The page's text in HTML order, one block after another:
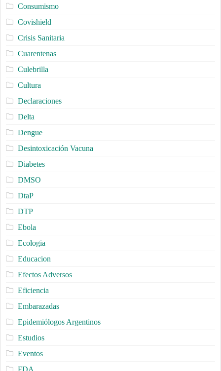
Consumismo
Covishield
Crisis Sanitaria
Cuarentenas
Culebrilla
Cultura
Declaraciones
Delta
Dengue
Desintoxicación Vacuna
Diabetes
DMSO
DtaP
DTP
Ebola
Ecologia
Educacion
Efectos Adversos
Eficiencia
Embarazadas
Epidemiólogos Argentinos
Estudios
Eventos
FDA